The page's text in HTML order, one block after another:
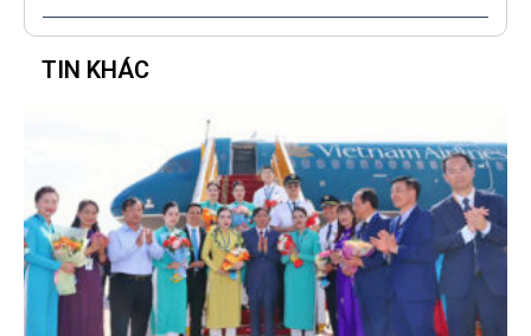
TIN KHÁC